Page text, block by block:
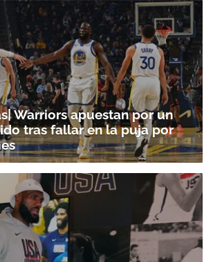
Warriors apuestan por un
tras fallar en la puja por